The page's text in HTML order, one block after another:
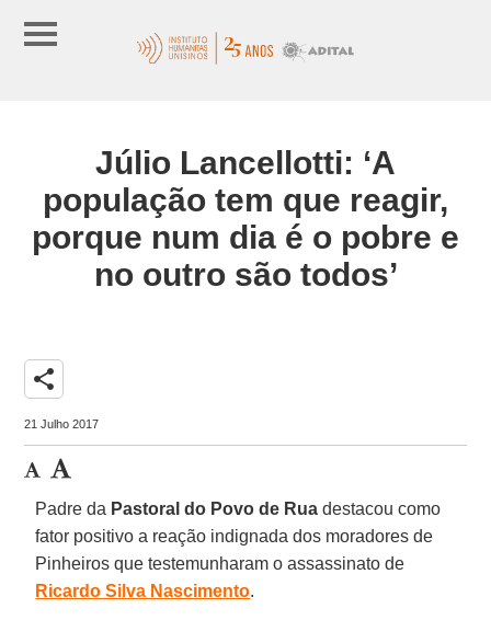
Júlio Lancellotti: ‘A
população tem que reagir,
porque num dia é o pobre e
no outro são todos’
share
21 Julho 2017
Padre da Pastoral do Povo de Rua destacou como
fator positivo a reação indignada dos moradores de
Pinheiros que testemunharam o assassinato de
Ricardo Silva Nascimento.